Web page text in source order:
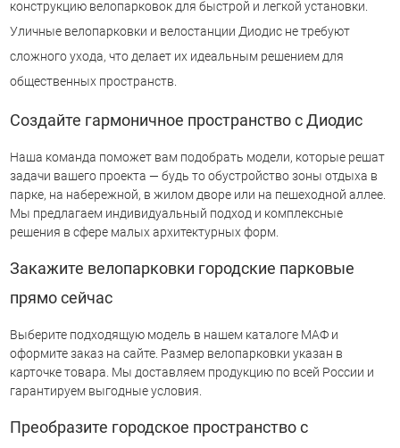
конструкцию велопарковок для быстрой и легкой установки.
Уличные велопарковки и велостанции Диодис не требуют
сложного ухода, что делает их идеальным решением для
общественных пространств.
Создайте гармоничное пространство с Диодис
Наша команда поможет вам подобрать модели, которые решат
задачи вашего проекта — будь то обустройство зоны отдыха в
парке, на набережной, в жилом дворе или на пешеходной аллее.
Мы предлагаем индивидуальный подход и комплексные
решения в сфере малых архитектурных форм.
Закажите велопарковки городские парковые
прямо сейчас
Выберите подходящую модель в нашем каталоге МАФ и
оформите заказ на сайте. Размер велопарковки указан в
карточке товара. Мы доставляем продукцию по всей России и
гарантируем выгодные условия.
Преобразите городское пространство с